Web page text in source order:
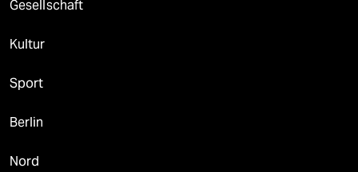
Gesellschaft
Kultur
Sport
Berlin
Nord